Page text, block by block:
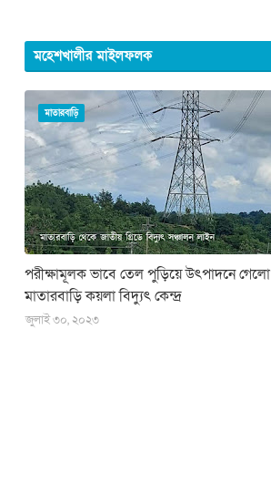
মহেশখালীর মাইলফলক
মাতারবাড়ি
পরীক্ষামূলক ভাবে তেল পুড়িয়ে উৎপাদনে গেলো
মাতারবাড়ি কয়লা বিদ্যুৎ কেন্দ্র
জুলাই ৩০, ২০২৩